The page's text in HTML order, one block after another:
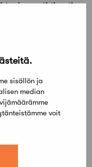
sisällön ja
median
voit